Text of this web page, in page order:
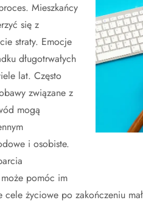
Mieszkańcy
się z
straty. Emocje
długotrwałych
lat. Często
związane z
mogą
i osobiste.
pomóc im
życiowe po zakończeniu